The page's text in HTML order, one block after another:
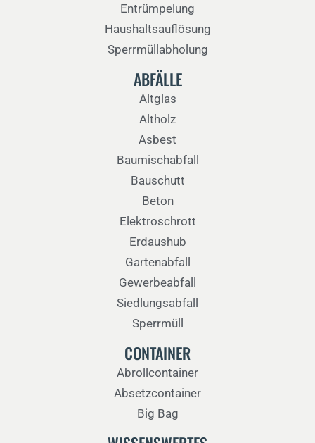
Entrümpelung
Haushaltsauflösung
Sperrmüllabholung
ABFÄLLE
Altglas
Altholz
Asbest
Baumischabfall
Bauschutt
Beton
Elektroschrott
Erdaushub
Gartenabfall
Gewerbeabfall
Siedlungsabfall
Sperrmüll
CONTAINER
Abrollcontainer
Absetzcontainer
Big Bag